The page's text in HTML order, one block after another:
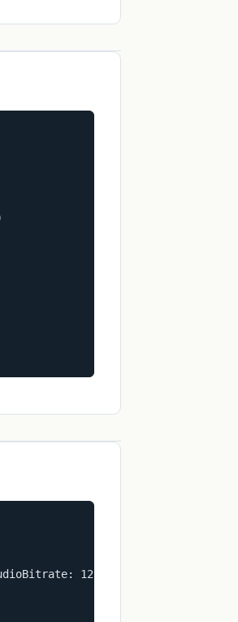
128, FPS: 30},